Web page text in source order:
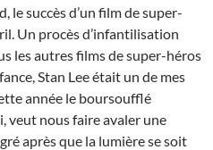
le succès d’un film de super-
Un procès d’infantilisation
les autres films de super-héros
Stan Lee était un de mes
année le boursoufflé
veut nous faire avaler une
après que la lumière se soit